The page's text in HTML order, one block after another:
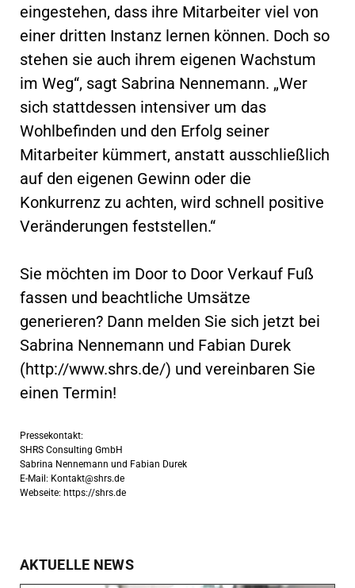
eingestehen, dass ihre Mitarbeiter viel von
einer dritten Instanz lernen können. Doch so
stehen sie auch ihrem eigenen Wachstum
im Weg“, sagt Sabrina Nennemann. „Wer
sich stattdessen intensiver um das
Wohlbefinden und den Erfolg seiner
Mitarbeiter kümmert, anstatt ausschließlich
auf den eigenen Gewinn oder die
Konkurrenz zu achten, wird schnell positive
Veränderungen feststellen.“
Sie möchten im Door to Door Verkauf Fuß
fassen und beachtliche Umsätze
generieren? Dann melden Sie sich jetzt bei
Sabrina Nennemann und Fabian Durek
(http://www.shrs.de/) und vereinbaren Sie
einen Termin!
Pressekontakt:
SHRS Consulting GmbH
Sabrina Nennemann und Fabian Durek
E-Mail: Kontakt@shrs.de
Webseite: https://shrs.de
AKTUELLE NEWS